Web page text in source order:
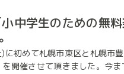
中学生のための無
初めて札幌市東区と札幌市
開催させて頂きました。今